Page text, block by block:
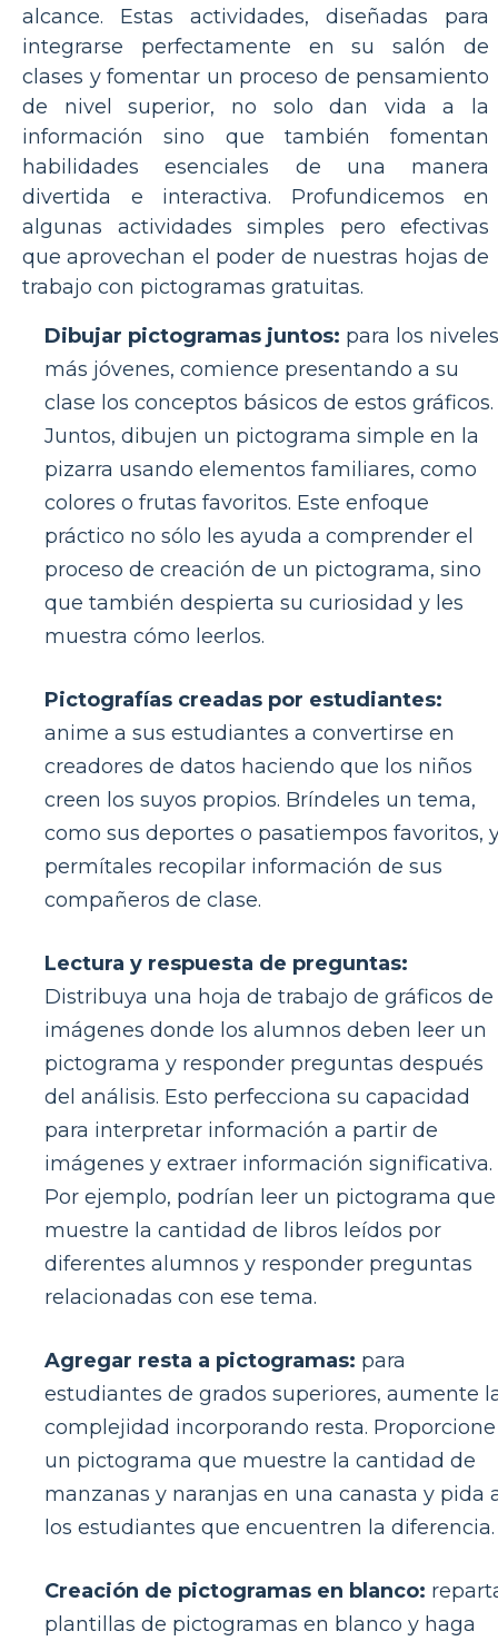
alcance. Estas actividades, diseñadas para
integrarse perfectamente en su salón de
clases y fomentar un proceso de pensamiento
de nivel superior, no solo dan vida a la
información sino que también fomentan
habilidades esenciales de una manera
divertida e interactiva. Profundicemos en
algunas actividades simples pero efectivas
que aprovechan el poder de nuestras hojas de
trabajo con pictogramas gratuitas.
Dibujar pictogramas juntos: para los niveles
más jóvenes, comience presentando a su
clase los conceptos básicos de estos gráficos.
Juntos, dibujen un pictograma simple en la
pizarra usando elementos familiares, como
colores o frutas favoritos. Este enfoque
práctico no sólo les ayuda a comprender el
proceso de creación de un pictograma, sino
que también despierta su curiosidad y les
muestra cómo leerlos.
Pictografías creadas por estudiantes:
anime a sus estudiantes a convertirse en
creadores de datos haciendo que los niños
creen los suyos propios. Bríndeles un tema,
como sus deportes o pasatiempos favoritos,
permítales recopilar información de sus
compañeros de clase.
Lectura y respuesta de preguntas:
Distribuya una hoja de trabajo de gráficos de
imágenes donde los alumnos deben leer un
pictograma y responder preguntas después
del análisis. Esto perfecciona su capacidad
para interpretar información a partir de
imágenes y extraer información significativa.
Por ejemplo, podrían leer un pictograma que
muestre la cantidad de libros leídos por
diferentes alumnos y responder preguntas
relacionadas con ese tema.
Agregar resta a pictogramas: para
estudiantes de grados superiores, aumente
complejidad incorporando resta. Proporcione
un pictograma que muestre la cantidad de
manzanas y naranjas en una canasta y pida
los estudiantes que encuentren la diferencia.
Creación de pictogramas en blanco:
plantillas de pictogramas en blanco y haga